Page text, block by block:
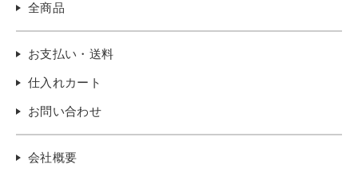
全商品
お支払い・送料
仕入れカート
お問い合わせ
会社概要